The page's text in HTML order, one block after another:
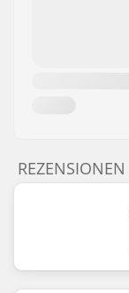
REZENSIONEN